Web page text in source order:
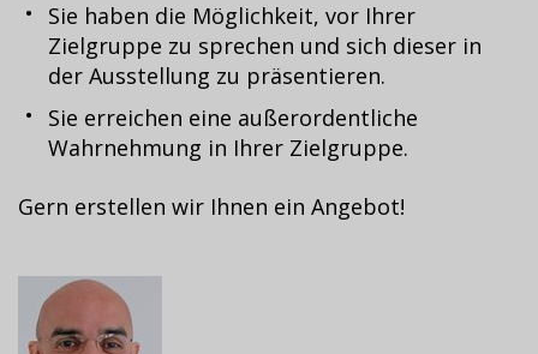
Sie haben die Möglichkeit, vor Ihrer
Zielgruppe zu sprechen und sich dieser in
der Ausstellung zu präsentieren.
Sie erreichen eine außerordentliche
Wahrnehmung in Ihrer Zielgruppe.
Gern erstellen wir Ihnen ein Angebot!